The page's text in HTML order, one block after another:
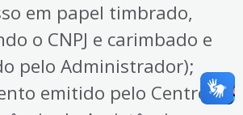
em papel timbrado,
o CNPJ e carimbado e
pelo Administrador);
emitido pelo Centro